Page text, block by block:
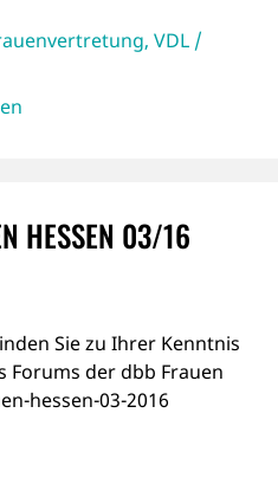
, VDL /
HESSEN 03/16
Sie zu Ihrer Kenntnis
Forums der dbb Frauen
hessen-03-2016